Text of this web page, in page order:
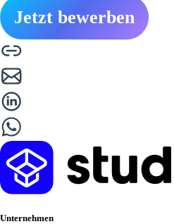
Jetzt bewerben
Unternehmen